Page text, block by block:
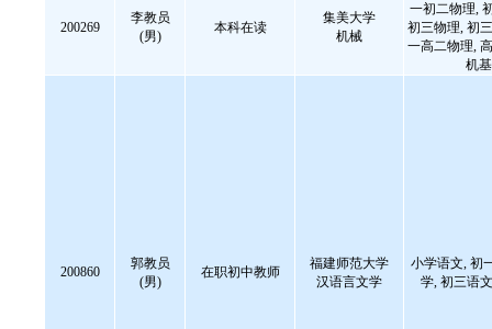
200269
李教员
(男)
本科在读
集美大学
机械
一初二物理,
初三物理, 初
一高二物理,
机
200860
郭教员
(男)
在职初中教师
福建师范大学
汉语言文学
小学语文, 初
学, 初三语